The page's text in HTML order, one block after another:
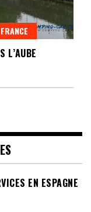
FRANCE
L’AUBE
EN ESPAGNE